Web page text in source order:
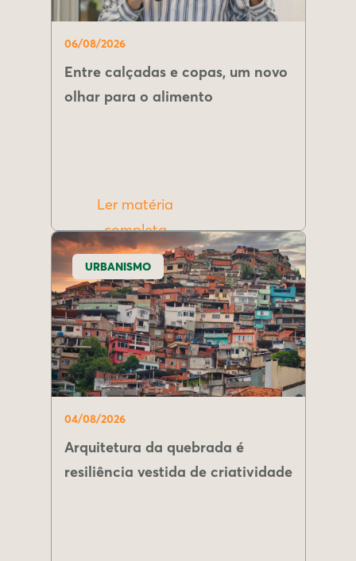
06/08/2026
Entre calçadas e copas, um novo
olhar para o alimento
Ler matéria
completa
URBANISMO
04/08/2026
Arquitetura da quebrada é
resiliência vestida de criatividade